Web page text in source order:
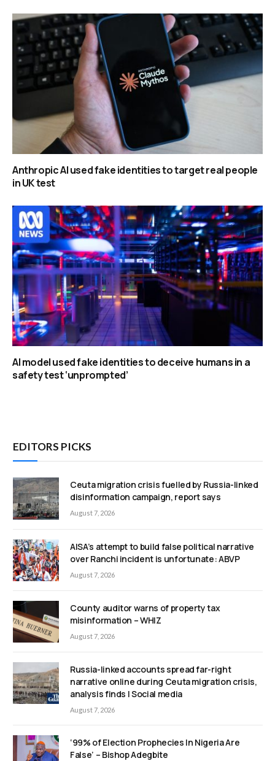
Anthropic AI used fake identities to target real people
in UK test
AI model used fake identities to deceive humans in a
safety test ‘unprompted’
EDITORS PICKS
Ceuta migration crisis fuelled by Russia-linked
disinformation campaign, report says
August 7, 2026
AISA’s attempt to build false political narrative
over Ranchi incident is unfortunate: ABVP
August 7, 2026
County auditor warns of property tax
misinformation – WHIZ
August 7, 2026
Russia-linked accounts spread far-right
narrative online during Ceuta migration crisis,
analysis finds | Social media
August 7, 2026
‘99% of Election Prophecies In Nigeria Are
False’ – Bishop Adegbite